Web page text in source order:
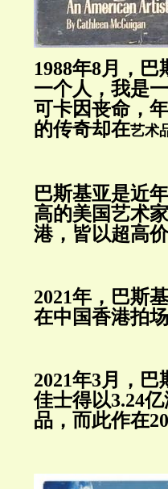
1988年8月，
一个人，我是
可卡因丧命，
的传奇却在艺术
巴斯基亚是近
高的美国艺术
港，皆以超高价
2021年，巴斯
在中国香港拍
2021年3月，
佳士得以3.24
品，而此作在